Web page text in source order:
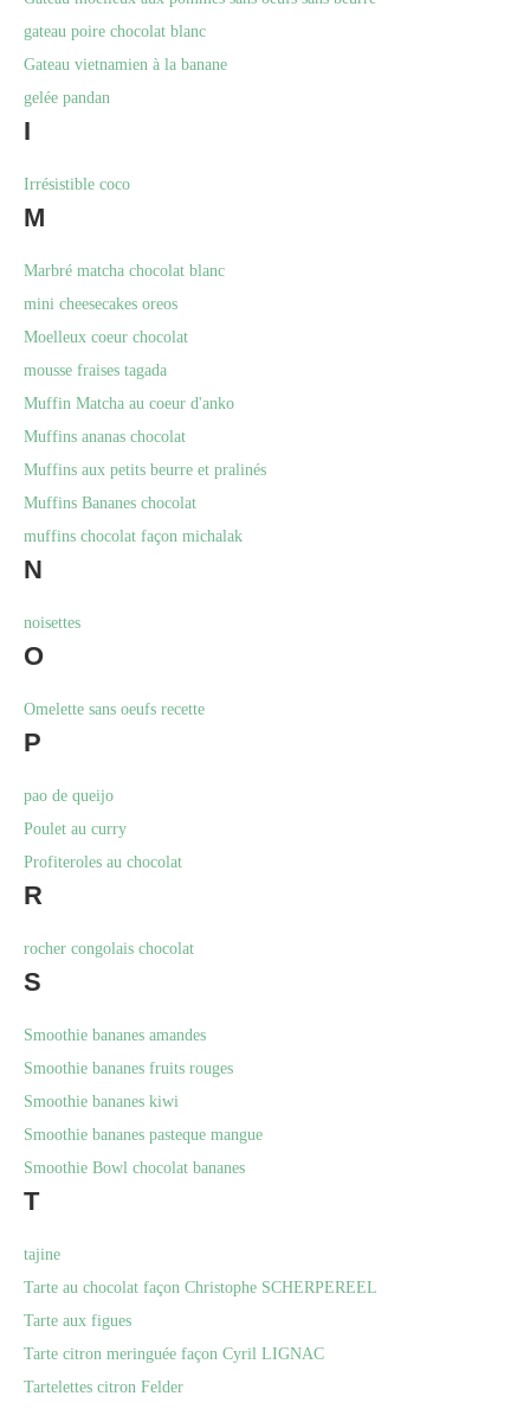
gateau poire chocolat blanc
Gateau vietnamien à la banane
gelée pandan
I
Irrésistible coco
M
Marbré matcha chocolat blanc
mini cheesecakes oreos
Moelleux coeur chocolat
mousse fraises tagada
Muffin Matcha au coeur d'anko
Muffins ananas chocolat
Muffins aux petits beurre et pralinés
Muffins Bananes chocolat
muffins chocolat façon michalak
N
noisettes
O
Omelette sans oeufs recette
P
pao de queijo
Poulet au curry
Profiteroles au chocolat
R
rocher congolais chocolat
S
Smoothie bananes amandes
Smoothie bananes fruits rouges
Smoothie bananes kiwi
Smoothie bananes pasteque mangue
Smoothie Bowl chocolat bananes
T
tajine
Tarte au chocolat façon Christophe SCHERPEREEL
Tarte aux figues
Tarte citron meringuée façon Cyril LIGNAC
Tartelettes citron Felder